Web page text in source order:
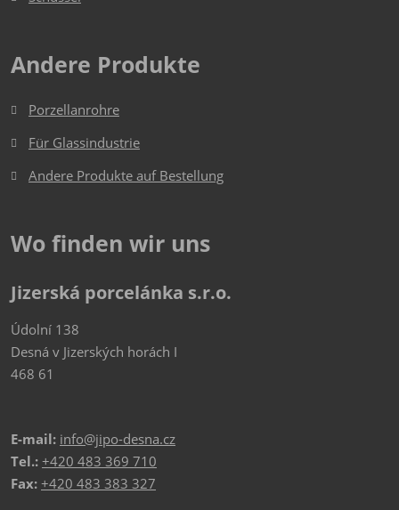
Andere Produkte
Porzellanrohre
Für Glassindustrie
Andere Produkte auf Bestellung
Wo finden wir uns
Jizerská porcelánka s.r.o.
Údolní 138
Desná v Jizerských horách I
468 61
E-mail: info@jipo-desna.cz
Tel.: +420 483 369 710
Fax: +420 483 383 327